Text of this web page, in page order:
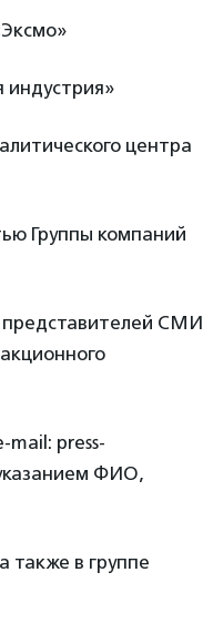
индустрия»
центра
Группы компаний
представителей СМИ
press-
ФИО,
также в группе